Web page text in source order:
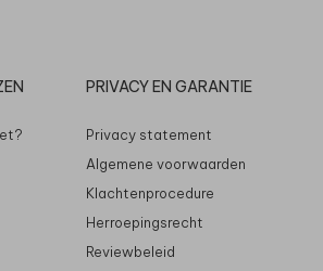
PRIVACY EN GARANTIE
Privacy statement
Algemene voorwaarden
Klachtenprocedure
Herroepingsrecht
Reviewbeleid